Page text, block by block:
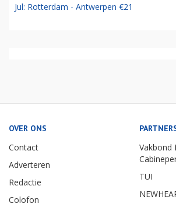
Jul: Rotterdam - Antwerpen €21
OVER ONS
Contact
Adverteren
Redactie
Colofon
Vakbond
TUI